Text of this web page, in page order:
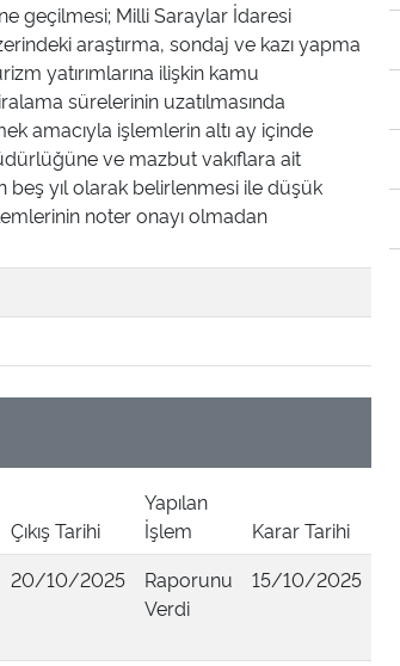
geçilmesi; Milli Saraylar İdaresi
araştırma, sondaj ve kazı yapma
yatırımlarına ilişkin kamu
sürelerinin uzatılmasında
amacıyla işlemlerin altı ay içinde
ve mazbut vakıflara ait
beş yıl olarak belirlenmesi ile düşük
noter onayı olmadan
Çıkış Tarihi
Yapılan
İşlem
Karar Tarihi
20/10/2025
Raporunu
Verdi
15/10/2025